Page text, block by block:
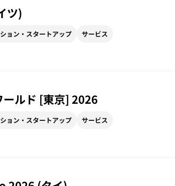
ツ)
ョン・スタートアップ サービス
ルド [東京] 2026
ョン・スタートアップ サービス